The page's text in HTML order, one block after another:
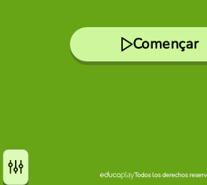
Començar
Todos los derechos